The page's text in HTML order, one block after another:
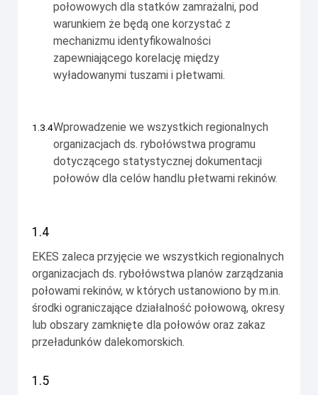
połowowych dla statków zamrażalni, pod
warunkiem że będą one korzystać z
mechanizmu identyfikowalności
zapewniającego korelację między
wyładowanymi tuszami i płetwami.
1.3.4Wprowadzenie we wszystkich regionalnych
organizacjach ds. rybołówstwa programu
dotyczącego statystycznej dokumentacji
połowów dla celów handlu płetwami rekinów.
1.4
EKES zaleca przyjęcie we wszystkich regionalnych
organizacjach ds. rybołówstwa planów zarządzania
połowami rekinów, w których ustanowiono by m.in.
środki ograniczające działalność połowową, okresy
lub obszary zamknięte dla połowów oraz zakaz
przeładunków dalekomorskich.
1.5